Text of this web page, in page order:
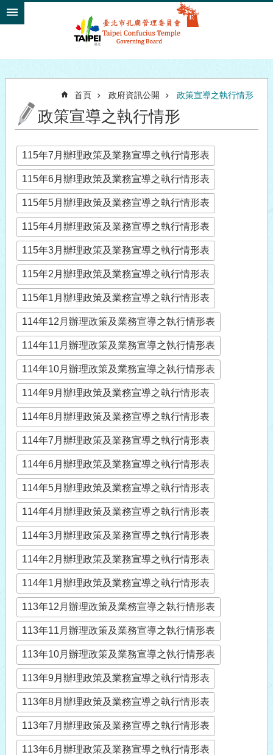
跳到主要內容區塊
首頁 政府資訊公開 政策宣導之執行情形
政策宣導之執行情形
115年7月辦理政策及業務宣導之執行情形表
115年6月辦理政策及業務宣導之執行情形表
115年5月辦理政策及業務宣導之執行情形表
115年4月辦理政策及業務宣導之執行情形表
115年3月辦理政策及業務宣導之執行情形表
115年2月辦理政策及業務宣導之執行情形表
115年1月辦理政策及業務宣導之執行情形表
114年12月辦理政策及業務宣導之執行情形表
114年11月辦理政策及業務宣導之執行情形表
114年10月辦理政策及業務宣導之執行情形表
114年9月辦理政策及業務宣導之執行情形表
114年8月辦理政策及業務宣導之執行情形表
114年7月辦理政策及業務宣導之執行情形表
114年6月辦理政策及業務宣導之執行情形表
114年5月辦理政策及業務宣導之執行情形表
114年4月辦理政策及業務宣導之執行情形表
114年3月辦理政策及業務宣導之執行情形表
114年2月辦理政策及業務宣導之執行情形表
114年1月辦理政策及業務宣導之執行情形表
113年12月辦理政策及業務宣導之執行情形表
113年11月辦理政策及業務宣導之執行情形表
113年10月辦理政策及業務宣導之執行情形表
113年9月辦理政策及業務宣導之執行情形表
113年8月辦理政策及業務宣導之執行情形表
113年7月辦理政策及業務宣導之執行情形表
113年6月辦理政策及業務宣導之執行情形表